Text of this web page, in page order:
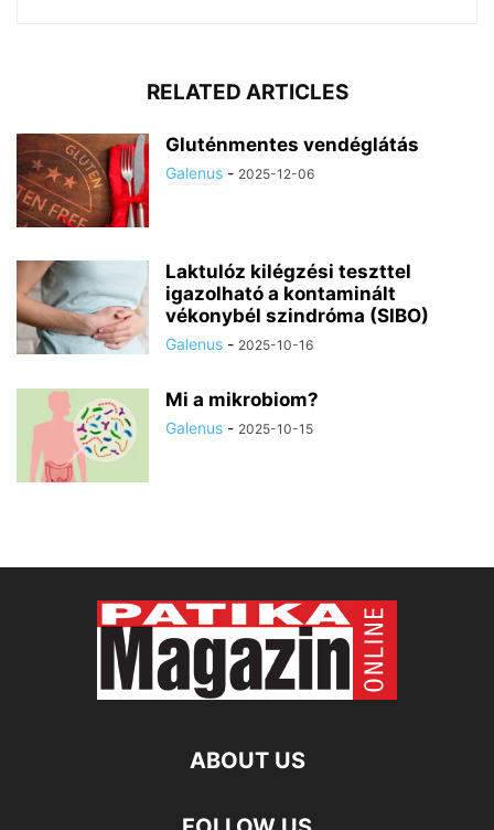
RELATED ARTICLES
Gluténmentes vendéglátás
Galenus - 2025-12-06
Laktulóz kilégzési teszttel
igazolható a kontaminált
vékonybél szindróma (SIBO)
Galenus - 2025-10-16
Mi a mikrobiom?
Galenus - 2025-10-15
ABOUT US